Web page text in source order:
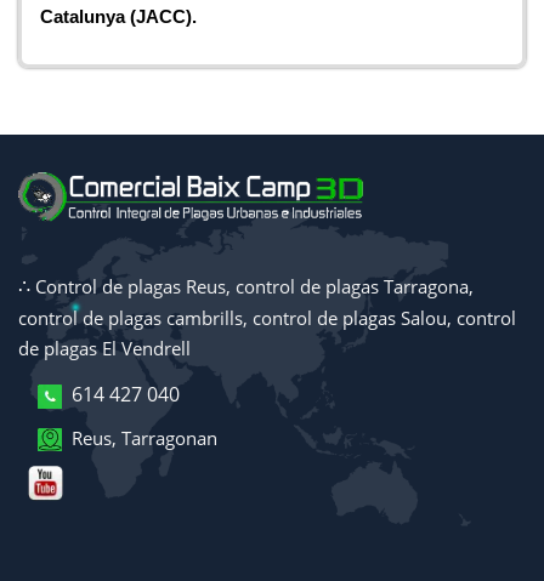
Catalunya (JACC).
∴ Control de plagas Reus, control de plagas Tarragona,
control de plagas cambrills, control de plagas Salou, control
de plagas El Vendrell
614 427 040
Reus, Tarragonan